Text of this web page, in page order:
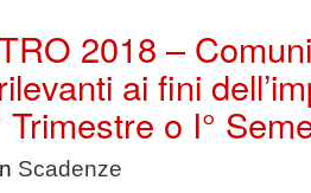
2018 –
ai fini
Trimestre o I°
Scadenze